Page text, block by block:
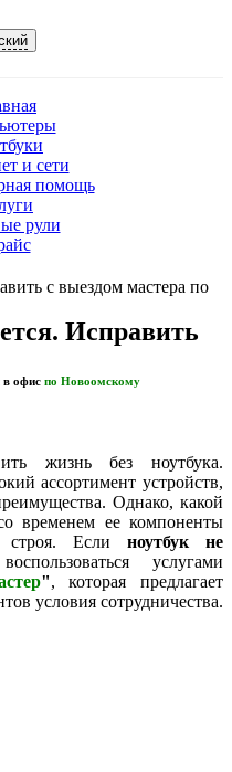
и сети
помощь
рули
Исправить
в офис по Новоомскому
жизнь без ноутбука.
ассортимент устройств,
Однако, какой
временем ее компоненты
строя. Если ноутбук не
услугами
", которая предлагает
условия сотрудничества.